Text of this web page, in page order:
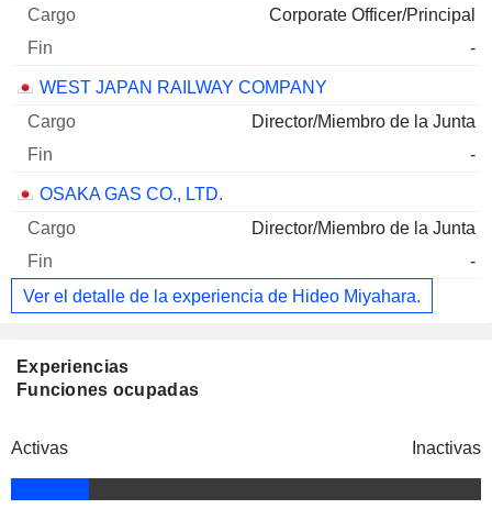
Corporate Officer/Principal
-
WEST JAPAN RAILWAY COMPANY
Director/Miembro de la Junta
-
OSAKA GAS CO., LTD.
Director/Miembro de la Junta
-
Ver el detalle de la experiencia de Hideo Miyahara.
Experiencias
Funciones ocupadas
Activas Inactivas